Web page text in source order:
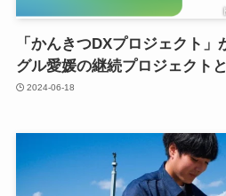
「かんきつDXプロジェクト
グル愛媛の継続プロジェクト
2024-06-18